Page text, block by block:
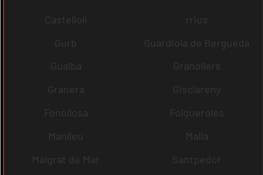
Castellolí
rrius
Gurb
Guardiola de Berguedà
Gualba
Granollers
Granera
Gisclareny
Fonollosa
Folgueroles
Manlleu
Malla
Malgrat de Mar
Santpedor